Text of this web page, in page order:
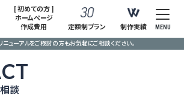
[ 初めての方 ]
ホームページ
作成費用
定額制プラン 制作実績 MENU
ューアルをご検討の方もお気軽にご相談ください。
談